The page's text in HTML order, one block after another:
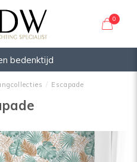
0
bedenktijd
/ Escapade